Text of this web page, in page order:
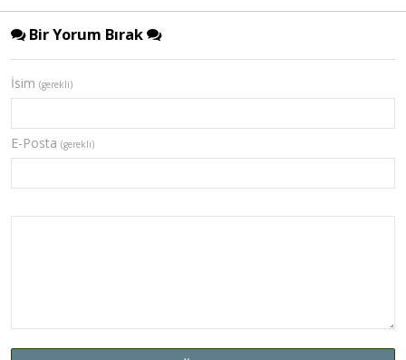
Bir Yorum Bırak
İsim (gerekli)
E-Posta (gerekli)